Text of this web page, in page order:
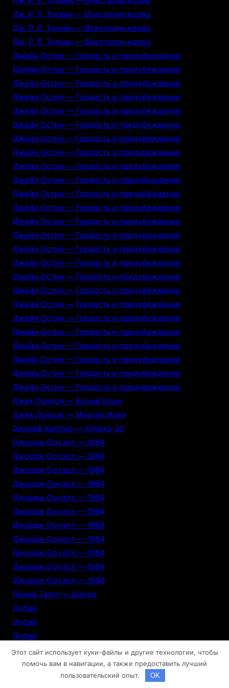
Дж. Р. Р. Толкин — Властелин колец
Дж. Р. Р. Толкин — Властелин колец
Дж. Р. Р. Толкин — Властелин колец
Джейн Остин — Гордость и предубеждение
Джейн Остин — Гордость и предубеждение
Джейн Остин — Гордость и предубеждение
Джейн Остин — Гордость и предубеждение
Джейн Остин — Гордость и предубеждение
Джейн Остин — Гордость и предубеждение
Джейн Остин — Гордость и предубеждение
Джейн Остин — Гордость и предубеждение
Джейн Остин — Гордость и предубеждение
Джейн Остин — Гордость и предубеждение
Джейн Остин — Гордость и предубеждение
Джейн Остин — Гордость и предубеждение
Джейн Остин — Гордость и предубеждение
Джейн Остин — Гордость и предубеждение
Джейн Остин — Гордость и предубеждение
Джейн Остин — Гордость и предубеждение
Джейн Остин — Гордость и предубеждение
Джейн Остин — Гордость и предубеждение
Джейн Остин — Гордость и предубеждение
Джейн Остин — Гордость и предубеждение
Джейн Остин — Гордость и предубеждение
Джейн Остин — Гордость и предубеждение
Джейн Остин — Гордость и предубеждение
Джейн Остин — Гордость и предубеждение
Джейн Остин — Гордость и предубеждение
Джек Лондон — Белый Клык
Джек Лондон — Мартин Иден
Джозеф Хеллер — Уловка-22
Джордж Оруэлл — 1984
Джордж Оруэлл — 1984
Джордж Оруэлл — 1984
Джордж Оруэлл — 1984
Джордж Оруэлл — 1984
Джордж Оруэлл — 1984
Джордж Оруэлл — 1984
Джордж Оруэлл — 1984
Джордж Оруэлл — 1984
Джордж Оруэлл — 1984
Джордж Оруэлл — 1984
Донна Тартт — Щегол
Дубай
Дубай
Дубай
Дубай
Дубай
Этот сайт использует куки-файлы и другие технологии, чтобы
помочь вам в навигации, а также предоставить лучший
пользовательский опыт.
OK